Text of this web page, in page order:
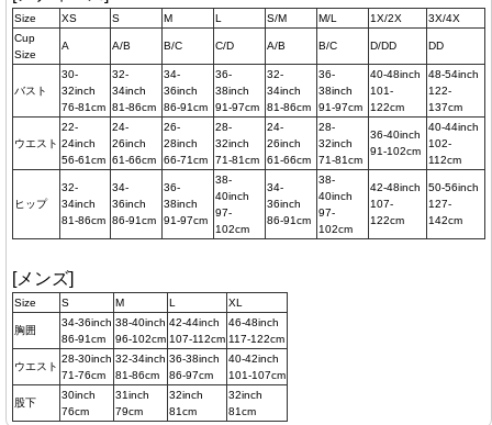
Size XS S M L S/M M/L 1X/2X
3X/4X
Cup
Size
A A/B B/C C/D A/B B/C D/DD DD
バスト
30-
32inch
76-81cm
32-
34inch
81-86cm
34-
36inch
86-91cm
36-
38inch
91-97cm
32-
34inch
81-86cm
36-
38inch
91-97cm
40-48inch
101-
122cm
48-54inch
122-
137cm
ウエスト
22-
24inch
56-61cm
24-
26inch
61-66cm
26-
28inch
66-71cm
28-
32inch
71-81cm
24-
26inch
61-66cm
28-
32inch
71-81cm
36-40inch
91-102cm
40-44inch
102-
112cm
ヒップ
32-
34inch
81-86cm
34-
36inch
86-91cm
36-
38inch
91-97cm
38-
40inch
97-
102cm
34-
36inch
86-91cm
38-
40inch
97-
102cm
42-48inch
107-
122cm
50-56inch
127-
142cm
[メンズ]
Size S M L XL
胸囲
34-36inch
86-91cm
38-40inch
96-102cm
42-44inch
107-112cm
46-48inch
117-122cm
ウエスト
28-30inch
71-76cm
32-34inch
81-86cm
36-38inch
86-97cm
40-42inch
101-107cm
股下
30inch
76cm
31inch
79cm
32inch
81cm
32inch
81cm